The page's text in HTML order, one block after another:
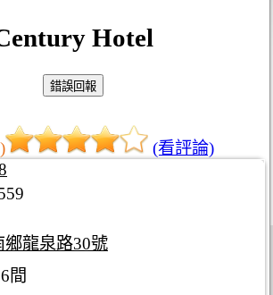
Hotel
(看評論)
鄉龍泉路30號
間